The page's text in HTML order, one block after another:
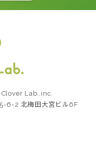
Clover Lab.,inc.
6-2 北梅田大宮ビル6F